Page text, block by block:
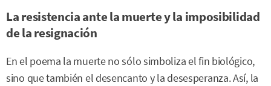
La resistencia ante la muerte y la imposibilidad
de la resignación
En el poema la muerte no sólo simboliza el fin biológico,
sino que también el desencanto y la desesperanza. Así, la